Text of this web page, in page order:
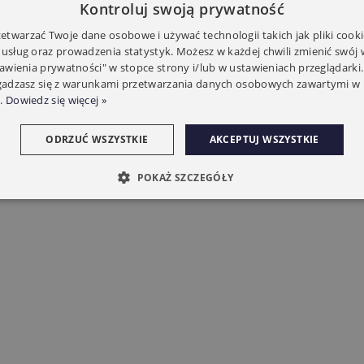
5 lat
pobrania:
Kontroluj swoją prywatność
Twoje dane osobowe i używać technologii takich jak pliki
oraz prowadzenia statystyk. Możesz w każdej chwili zmienić swój
prywatności" w stopce strony i/lub w ustawieniach
się z warunkami przetwarzania danych osobowych zawartymi
Dowiedz się więcej »
AKCEPTUJ WSZYSTKIE
ODRZUĆ WSZYSTKIE
POKAŻ SZCZEGÓŁY